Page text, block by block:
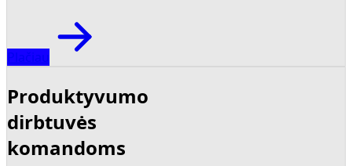
Produktyvumo
dirbtuvės
komandoms